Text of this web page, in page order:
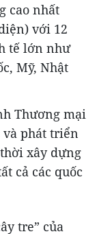
cao nhất
với 12
tế lớn như
Mỹ, Nhật
Thương mại
và phát triển
xây dựng
cả các quốc
tre” của